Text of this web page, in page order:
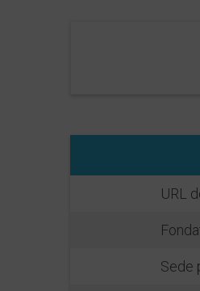
URL
Sede